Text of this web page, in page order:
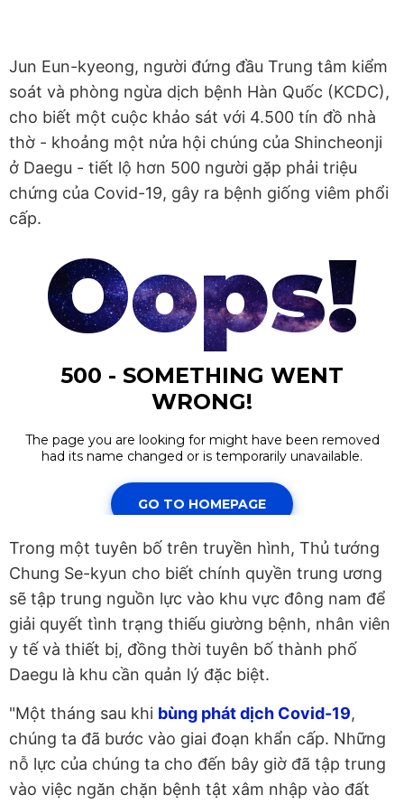
Jun Eun-kyeong, người đứng đầu Trung tâm kiểm
soát và phòng ngừa dịch bệnh Hàn Quốc (KCDC),
cho biết một cuộc khảo sát với 4.500 tín đồ nhà
thờ - khoảng một nửa hội chúng của Shincheonji
ở Daegu - tiết lộ hơn 500 người gặp phải triệu
chứng của Covid-19, gây ra bệnh giống viêm phổi
cấp.
Trong một tuyên bố trên truyền hình, Thủ tướng
Chung Se-kyun cho biết chính quyền trung ương
sẽ tập trung nguồn lực vào khu vực đông nam để
giải quyết tình trạng thiếu giường bệnh, nhân viên
y tế và thiết bị, đồng thời tuyên bố thành phố
Daegu là khu cần quản lý đặc biệt.
"Một tháng sau khi bùng phát dịch Covid-19,
chúng ta đã bước vào giai đoạn khẩn cấp. Những
nỗ lực của chúng ta cho đến bây giờ đã tập trung
vào việc ngăn chặn bệnh tật xâm nhập vào đất